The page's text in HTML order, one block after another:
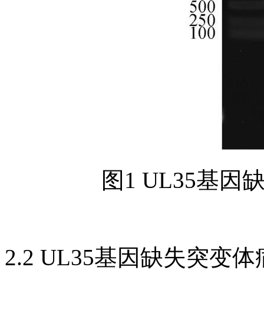
图1 UL35基因
2.2 UL35基因缺失突变